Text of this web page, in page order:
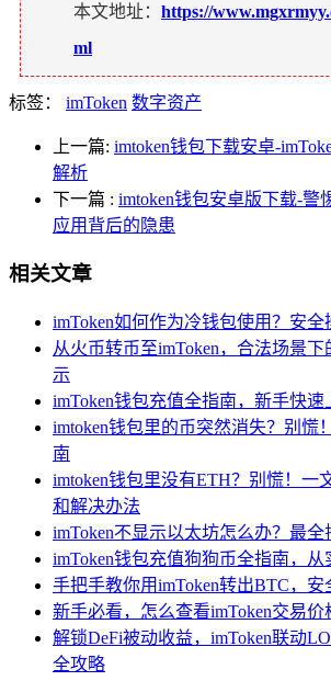
本文地址： https://
ml
标签： imToken 数字资产
上一篇: imtoken钱包下载安卓-
解析
下一篇 : imtoken钱包安卓版下载-警
应用背后的隐患
相关文章
imToken如何作为冷钱包使用？安
从火币转币至imToken，合法场景
示
imToken钱包充值全指南，新手快速
imtoken钱包里的币突然消失？别慌
南
imtoken钱包里没有ETH？别慌！一
和解决办法
imToken不显示以太坊怎么办？最全
imToken钱包充值狗狗币全指南，
手把手教你用imToken转出BTC，
新手必看，怎么查看imToken交易
解锁DeFi被动收益，imToken联动
全攻略